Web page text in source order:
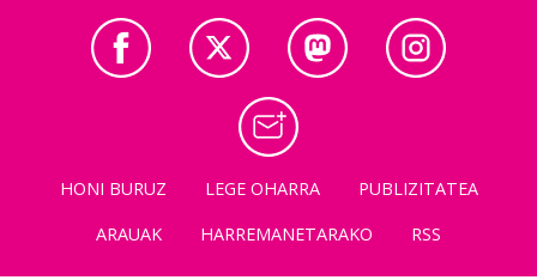
HONI BURUZ LEGE OHARRA
PUBLIZITATEA
ARAUAK
HARREMANETARAKO RSS